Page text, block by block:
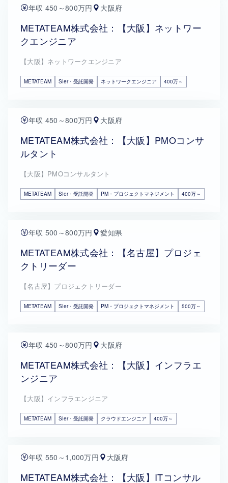
年収 450～800万円 大阪府
METATEAM株式会社：【大阪】ネットワー
クエンジニア
【大阪】ネットワークエンジニア
METATEAM SIer・受託開発 ネットワークエンジニア 400万～
年収 450～800万円 大阪府
METATEAM株式会社：【大阪】PMOコンサ
ルタント
【大阪】PMOコンサルタント
METATEAM SIer・受託開発 PM・プロジェクトマネジメント 400万～
年収 500～800万円 愛知県
METATEAM株式会社：【名古屋】プロジェ
クトリーダー
【名古屋】プロジェクトリーダー
METATEAM SIer・受託開発 PM・プロジェクトマネジメント 500万～
年収 450～800万円 大阪府
METATEAM株式会社：【大阪】インフラエ
ンジニア
【大阪】インフラエンジニア
METATEAM SIer・受託開発 クラウドエンジニア 400万～
年収 550～1,000万円 大阪府
METATEAM株式会社：【大阪】ITコンサル